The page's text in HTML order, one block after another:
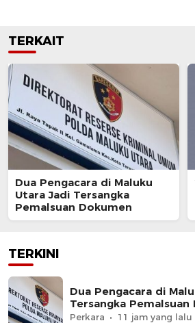
TERKAIT
Dua Pengacara di Maluku
Utara Jadi Tersangka
Pemalsuan Dokumen
TERKINI
Dua Pengacara di
Tersangka Pemalsuan
Perkara 11 jam yang lalu